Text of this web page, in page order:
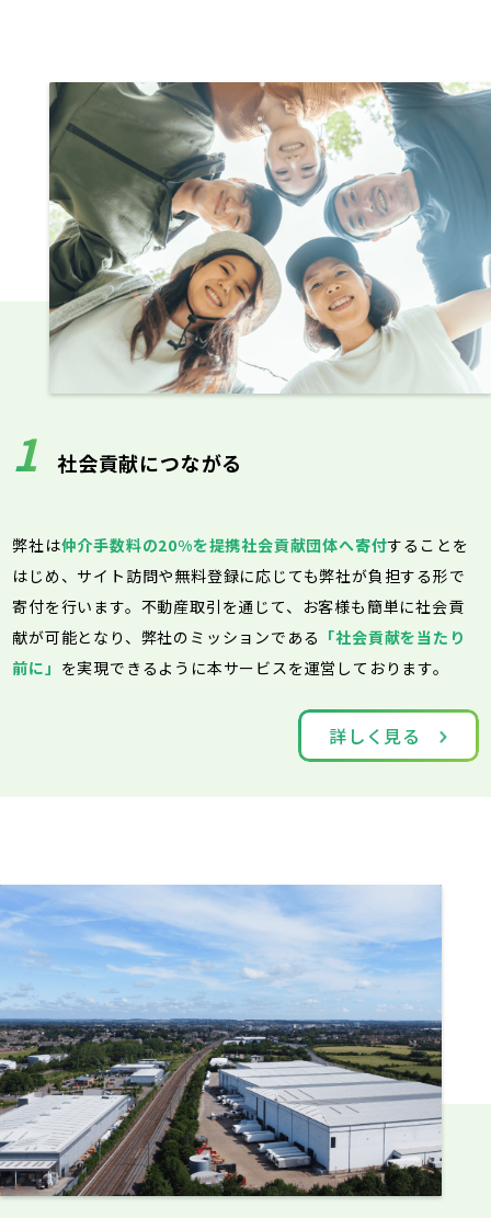
1 社会貢献につながる
弊社は仲介手数料の20%を提携社会貢献団体へ寄付することを
はじめ、サイト訪問や無料登録に応じても弊社が負担する形で
寄付を行います。不動産取引を通じて、お客様も簡単に社会貢
献が可能となり、弊社のミッションである 「社会貢献を当たり
前に」 を実現できるように本サービスを運営しております。
詳しく見る